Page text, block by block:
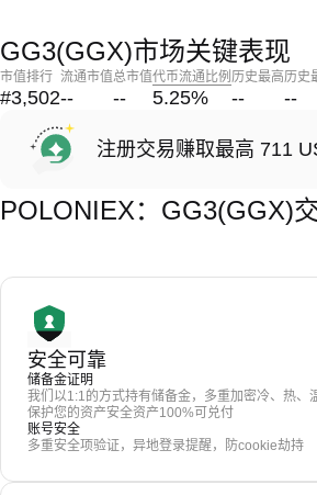
GG3(GGX)市场关键表现
市值排行
#3,502
流通市值
--
总市值
--
代币流通比例
5.25%
历史最高
--
历史
--
注册交易赚取最高 711
POLONIEX：GG3(GGX)
安全可靠
储备金证明
我们以1:1的方式持有储备金，多重加密冷、热、
保护您的资产安全资产100%可兑付
账号安全
多重安全项验证，异地登录提醒，防cookie劫持